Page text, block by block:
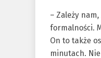
– Zależy
formalności.
On to także
minutach.